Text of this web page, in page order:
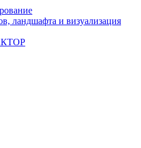
ландшафта и визуализация